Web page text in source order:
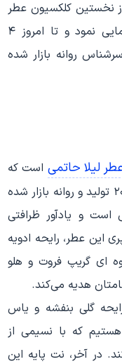
محمدزاده، از نخستین کلکسیون عطر
خود با نام «فور هیم» و «فور هر» رونمایی نمود و تا امروز ۴
روانه بازار شده
لیلا حاتمی است که
به صورت جفت زنانه و مردانه در سال ۲۰۱۹ تولید و روانه بازار شده
و یادآور ظرافتی
این عطر، رایحه ادویه‌
ای گریپ فروت و هلو
هدیه می‌کند.
گلی بنفشه و یاس
که با نسیمی از
در آخر، نت پایه این